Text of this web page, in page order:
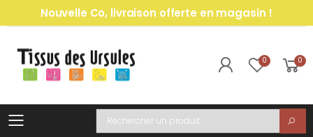
Nouvelle Co, livraison offerte en magasin !
0 0
Toggle mobile menu
Recherche